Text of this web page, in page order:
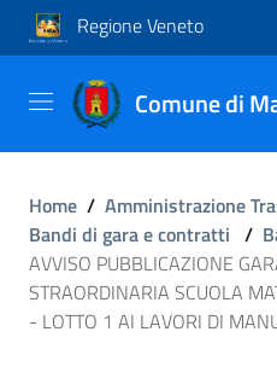
Regione Veneto
Comune di
Home / Amministrazione
Bandi di gara e contratti /
AVVISO PUBBLICAZIONE
STRAORDINARIA SCUOLA
- LOTTO 1 AI LAVORI DI